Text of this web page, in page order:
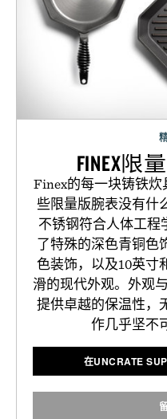
FINEX限
Finex的每一块铸铁
些限量版腕表没有什
不锈钢符合人体工程
了特殊的深色青铜色
色装饰，以及10英寸
滑的现代外观。外观
提供卓越的保温性，
作几乎坚不
在UNCRATE